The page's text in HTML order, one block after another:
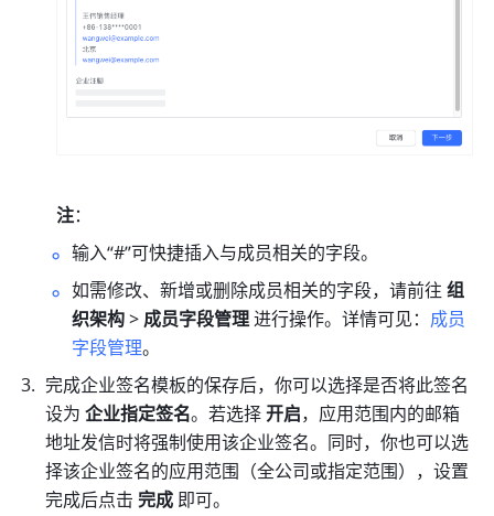
注：
输入“#”可快捷插入与成员相关的字段。
如需修改、新增或删除成员相关的字段，请前往 组
织架构 > 成员字段管理 进行操作。详情可见：成员
字段管理。
完成企业签名模板的保存后，你可以选择是否将此签名
设为 企业指定签名。若选择 开启，应用范围内的邮箱
地址发信时将强制使用该企业签名。同时，你也可以选
择该企业签名的应用范围（全公司或指定范围），设置
完成后点击 完成 即可。